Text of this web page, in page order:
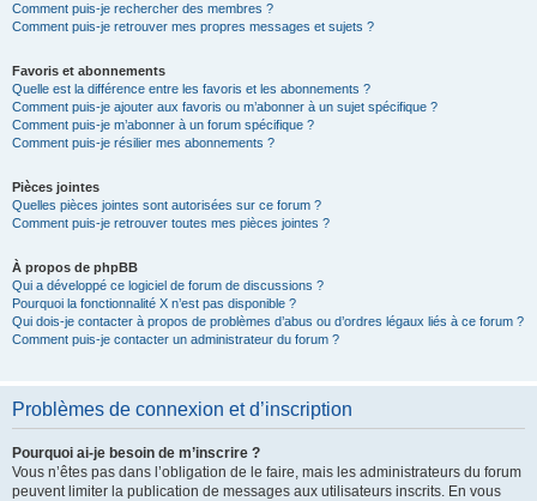
Comment puis-je rechercher des membres ?
Comment puis-je retrouver mes propres messages et sujets ?
Favoris et abonnements
Quelle est la différence entre les favoris et les abonnements ?
Comment puis-je ajouter aux favoris ou m’abonner à un sujet spécifique ?
Comment puis-je m’abonner à un forum spécifique ?
Comment puis-je résilier mes abonnements ?
Pièces jointes
Quelles pièces jointes sont autorisées sur ce forum ?
Comment puis-je retrouver toutes mes pièces jointes ?
À propos de phpBB
Qui a développé ce logiciel de forum de discussions ?
Pourquoi la fonctionnalité X n’est pas disponible ?
Qui dois-je contacter à propos de problèmes d’abus ou d’ordres légaux liés à ce forum ?
Comment puis-je contacter un administrateur du forum ?
Problèmes de connexion et d’inscription
Pourquoi ai-je besoin de m’inscrire ?
Vous n’êtes pas dans l’obligation de le faire, mais les administrateurs du forum
peuvent limiter la publication de messages aux utilisateurs inscrits. En vous